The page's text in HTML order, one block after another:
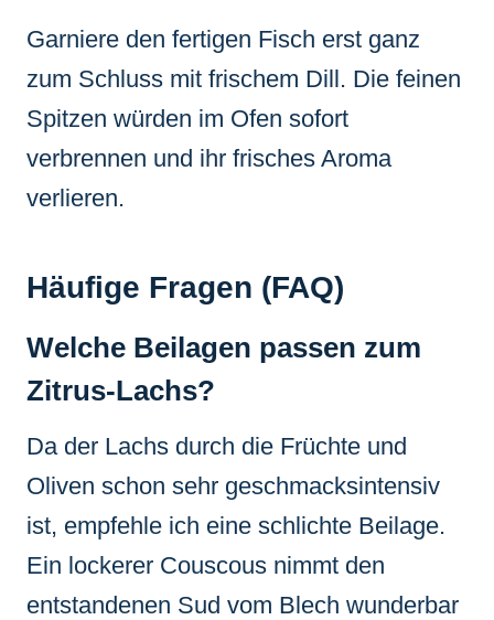
Garniere den fertigen Fisch erst ganz
zum Schluss mit frischem Dill. Die feinen
Spitzen würden im Ofen sofort
verbrennen und ihr frisches Aroma
verlieren.
Häufige Fragen (FAQ)
Welche Beilagen passen zum
Zitrus-Lachs?
Da der Lachs durch die Früchte und
Oliven schon sehr geschmacksintensiv
ist, empfehle ich eine schlichte Beilage.
Ein lockerer Couscous nimmt den
entstandenen Sud vom Blech wunderbar